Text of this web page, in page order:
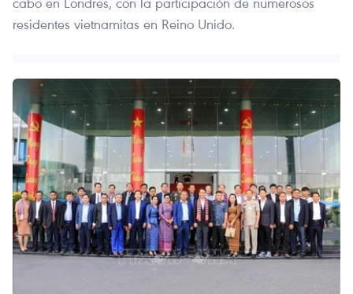
residentes vietnamitas en Reino Unido.